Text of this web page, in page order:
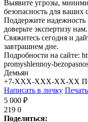
Выявите угрозы,
безопасность для
Поддержите надежность
доверьте экспертизу нам.
Свяжитесь сегодня и
завтрашнем дне.
Подробности на сайте:
promyshlennoy-
Демьян
+7-XXX-XXX-XX-XX
Написать в личку Печать
5 000 ₽
219 0
Поделиться: